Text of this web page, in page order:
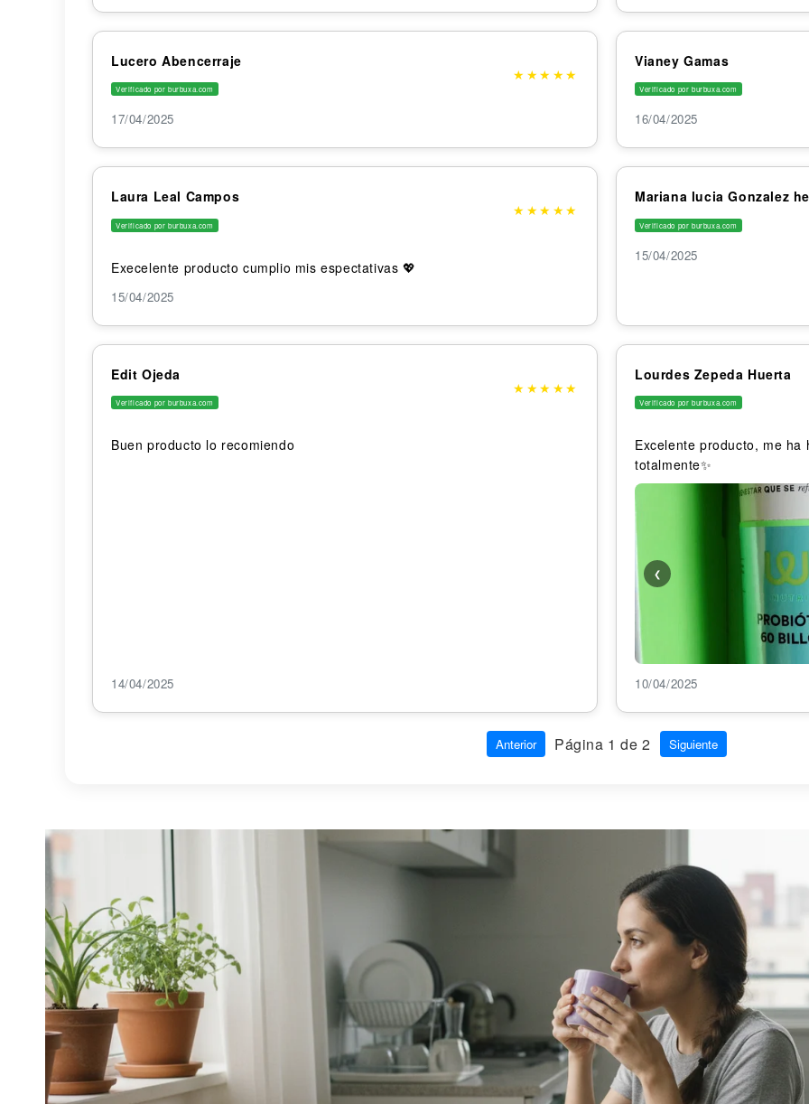
Lucero Abencerraje
Verificado por burbuxa.com
★ ★★ ★★
17/04/2025
Vianey Gamas
Verificado por burbuxa.com
16/04/2025
Laura Leal Campos
Verificado por burbuxa.com
★ ★★ ★★
Execelente producto cumplio mis espectativas 💖
15/04/2025
Mariana lucia Gonzalez
Verificado por burbuxa.com
15/04/2025
Edit Ojeda
Verificado por burbuxa.com
★ ★★ ★★
Buen producto lo recomiendo
14/04/2025
Lourdes Zepeda Huerta
Verificado por burbuxa.com
Excelente producto, me ha
totalmente✨
❮
10/04/2025
Anterior Página 1 de 2 Siguiente